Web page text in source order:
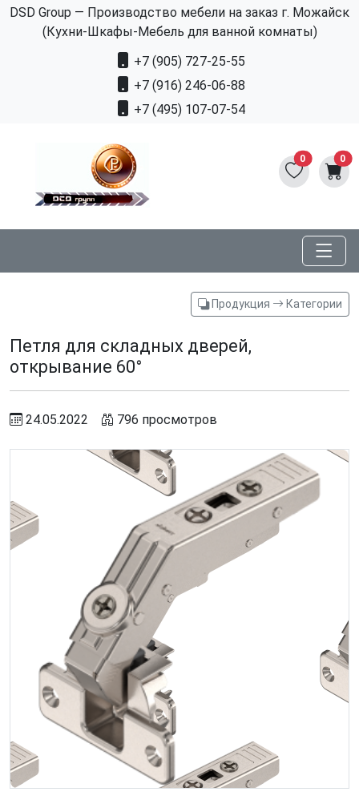
DSD Group — Производство мебели на заказ г. Можайск
(Кухни-Шкафы-Мебель для ванной комнаты)
+7 (905) 727-25-55
+7 (916) 246-06-88
+7 (495) 107-07-54
0 0
Продукция Категории
Петля для складных дверей,
открывание 60°
24.05.2022 796 просмотров